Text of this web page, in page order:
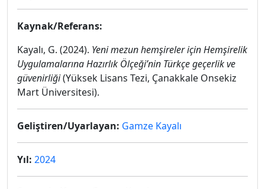
Kaynak/Referans:
Kayalı, G. (2024). Yeni mezun hemşireler için Hemşirelik
Uygulamalarına Hazırlık Ölçeği’nin Türkçe geçerlik ve
güvenirliği(Yüksek Lisans Tezi, Çanakkale Onsekiz
Mart Üniversitesi).
Geliştiren/Uyarlayan: Gamze Kayalı
Yıl: 2024